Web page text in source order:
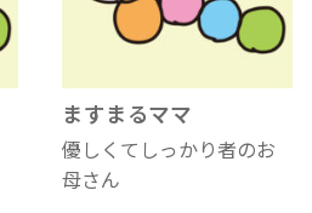
ますまるママ
優しくてしっかり者のお
母さん